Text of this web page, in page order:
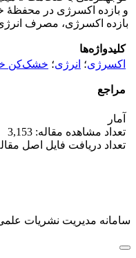
بازده اکسرژی، مصرف
کلیدواژه‌ها
اکسرژی؛ انرژی؛ خشک‌کن
مراجع
آمار
تعداد مشاهده مقاله: 3,153
تعداد دریافت فایل اصل مقاله:
سامانه مدیریت نشریات